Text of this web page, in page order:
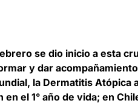
se dio inicio a esta
y dar
la Dermatitis Atópica
en el 1° año de vida; en